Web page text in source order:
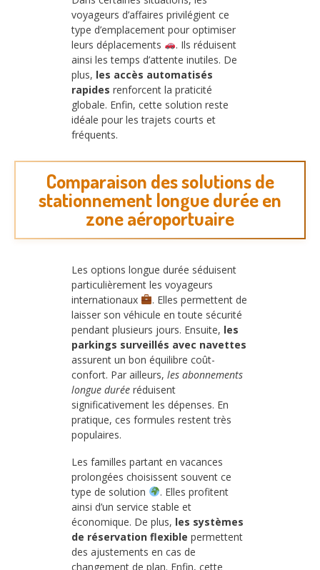
voyageurs d’affaires privilégient ce
type d’emplacement pour optimiser
leurs déplacements
. Ils réduisent
ainsi les temps d’attente inutiles. De
plus, les accès automatisés
rapides renforcent la praticité
globale. Enfin, cette solution reste
idéale pour les trajets courts et
fréquents.
Comparaison des solutions de
stationnement longue durée en
zone aéroportuaire
Les options longue durée séduisent
particulièrement les voyageurs
internationaux
. Elles permettent de
laisser son véhicule en toute sécurité
pendant plusieurs jours. Ensuite, les
parkings surveillés avec navettes
assurent un bon équilibre coût-
confort. Par ailleurs, les abonnements
longue durée réduisent
significativement les dépenses. En
pratique, ces formules restent très
populaires.
Les familles partant en vacances
prolongées choisissent souvent ce
type de solution
. Elles profitent
ainsi d’un service stable et
économique. De plus, les systèmes
de réservation flexible permettent
des ajustements en cas de
changement de plan. Enfin, cette